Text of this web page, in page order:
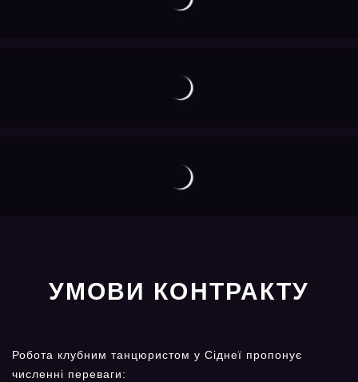
УМОВИ КОНТРАКТУ
Робота клубним танцюристом у Сіднеї пропонує
численні переваги: